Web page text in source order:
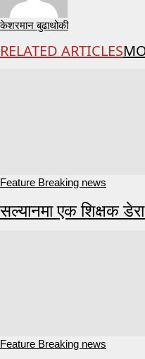
केशरमान बुढाथोकी
RELATED ARTICLES
Feature Breaking news
सल्यानमा एक शिक्षक
Feature Breaking news